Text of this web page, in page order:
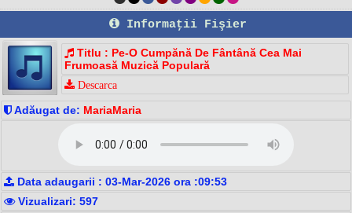
Informaţii Fişier
Titlu : Pe-O Cumpănă De Fântână Cea Mai
Frumoasă Muzică Populară
Descarca
Adăugat de: MariaMaria
Data adaugarii : 03-Mar-2026 ora :09:53
Vizualizari: 597